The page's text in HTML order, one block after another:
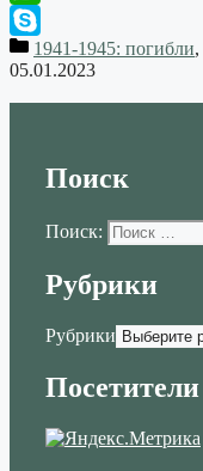
WhatsApp
Skype1941-1945: погибли,
05.01.2023
Поиск
Поиск:
Рубрики
Рубрики
Посетители